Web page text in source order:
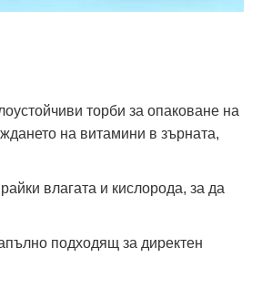
торби за опаковане на
на витамини в зърната,
влагата и кислорода, за да
подходящ за директен